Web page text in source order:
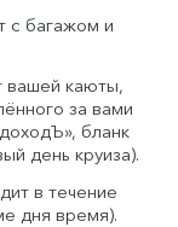
с багажом и
вашей каюты,
за вами
бланк
день круиза).
в течение
дня время).